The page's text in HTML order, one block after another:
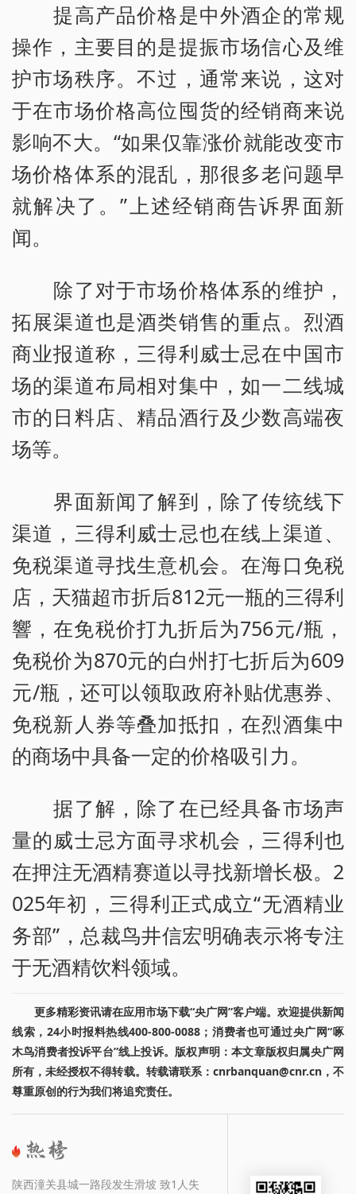
提高产品价格是中外酒企的常规
操作，主要目的是提振市场信心及维
护市场秩序。不过，通常来说，这对
于在市场价格高位囤货的经销商来说
影响不大。“如果仅靠涨价就能改变市
场价格体系的混乱，那很多老问题早
就解决了。”上述经销商告诉界面新
闻。
除了对于市场价格体系的维护，
拓展渠道也是酒类销售的重点。烈酒
商业报道称，三得利威士忌在中国市
场的渠道布局相对集中，如一二线城
市的日料店、精品酒行及少数高端夜
场等。
界面新闻了解到，除了传统线下
渠道，三得利威士忌也在线上渠道、
免税渠道寻找生意机会。在海口免税
店，天猫超市折后812元一瓶的三得利
響，在免税价打九折后为756元/瓶，
免税价为870元的白州打七折后为609
元/瓶，还可以领取政府补贴优惠券、
免税新人券等叠加抵扣，在烈酒集中
的商场中具备一定的价格吸引力。
据了解，除了在已经具备市场声
量的威士忌方面寻求机会，三得利也
在押注无酒精赛道以寻找新增长极。2
025年初，三得利正式成立“无酒精业
务部”，总裁鸟井信宏明确表示将专注
于无酒精饮料领域。
更多精彩资讯请在应用市场下载“央广网”客户端。欢迎提供新闻
线索，24小时报料热线400-800-0088；消费者也可通过央广网“啄
木鸟消费者投诉平台”线上投诉。版权声明：本文章版权归属央广网
所有，未经授权不得转载。转载请联系：cnrbanquan@cnr.cn，不
尊重原创的行为我们将追究责任。
陕西潼关县城一路段发生滑坡 致1人失